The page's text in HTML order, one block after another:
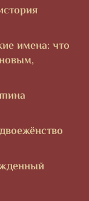
имена: что